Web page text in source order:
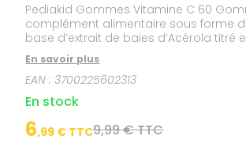
Pediakid Gommes Vitamine C 60
complément alimentaire sous forme
base d’extrait de baies d’Acérola titré
Riche en Vitamine C 100% d’origine
biodisponibilité optimale.Goût cerise.
En savoir plus
EAN :3700225602313
En stock
6,99 € TTC9,99 € TTC